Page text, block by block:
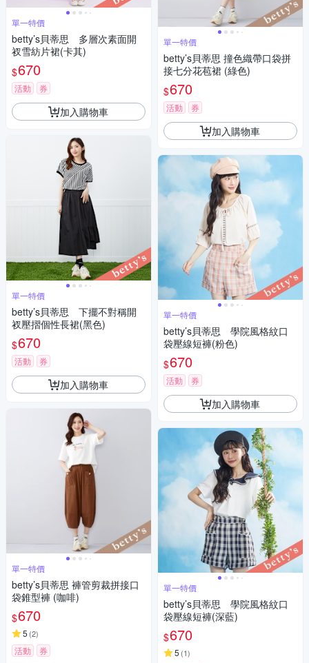
單一特價
betty’s貝蒂思 多層次素面開
衩雪紡片裙(卡其)
$670
活動 券
加入購物車
單一特價
betty’s貝蒂思 下擺不對稱開
衩壓摺個性長裙(黑色)
$670
活動 券
加入購物車
單一特價
betty’s貝蒂思 褲管剪裁拼接口
袋錐型褲 (咖啡)
$670
5 (2)
活動 券
單一特價
betty’s貝蒂思 撞色織帶口袋拼
接七分花苞裙 (綠色)
$670
活動 券
加入購物車
單一特價
betty’s貝蒂思 學院風格紋口
袋壓線短褲(粉色)
$670
活動 券
加入購物車
單一特價
betty’s貝蒂思 學院風格紋口
袋壓線短褲(深藍)
$670
5 (1)